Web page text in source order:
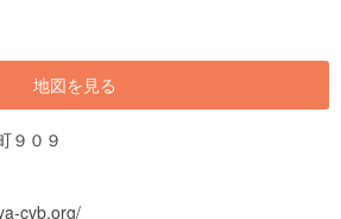
地図を見る
９０９
cvb.org/